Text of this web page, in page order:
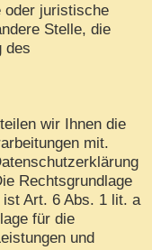
oder juristische
Stelle, die
des
wir Ihnen die
mit.
Rechtsgrundlage
Art. 6 Abs. 1 lit. a
für die
und